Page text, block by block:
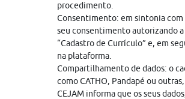
procedimento.
Consentimento: em sintonia com
seu consentimento autorizando
“Cadastro de Currículo” e, em
na plataforma.
Compartilhamento de dados: o
como CATHO, Pandapé ou
CEJAM informa que os seus